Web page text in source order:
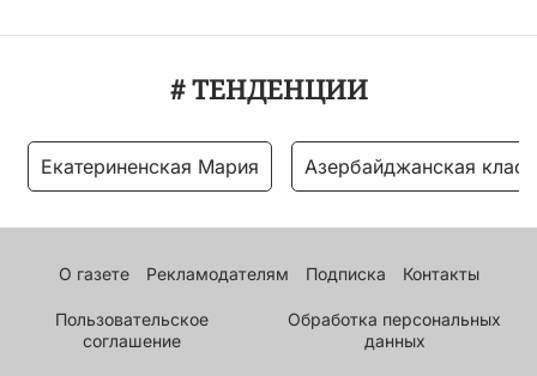
# ТЕНДЕНЦИИ
Екатериненская Мария Азербайджанская
О газете Рекламодателям Подписка Контакты
Пользовательское
соглашение
Обработка персональных
данных